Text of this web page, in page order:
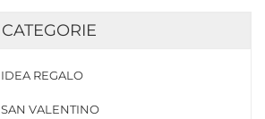
CATEGORIE
IDEA REGALO
SAN VALENTINO